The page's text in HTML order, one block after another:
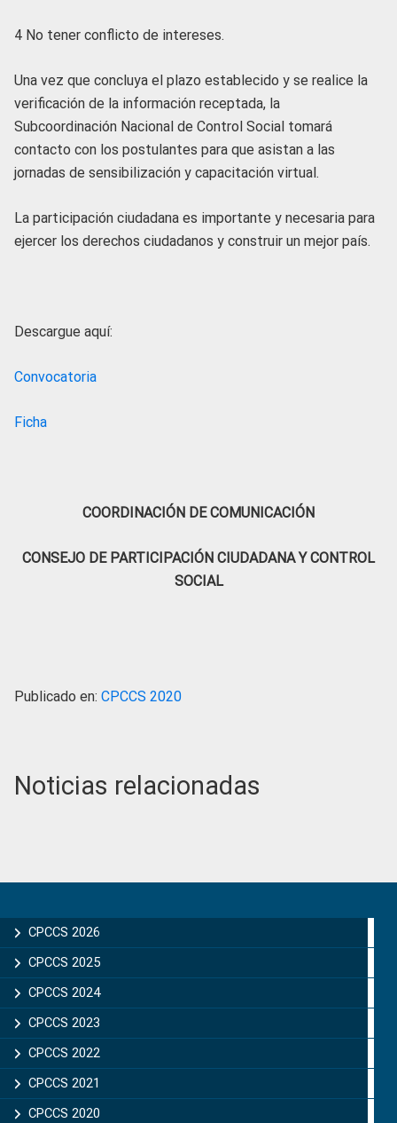
4 No tener conflicto de intereses.
Una vez que concluya el plazo establecido y se realice la
verificación de la información receptada, la
Subcoordinación Nacional de Control Social tomará
contacto con los postulantes para que asistan a las
jornadas de sensibilización y capacitación virtual.
La participación ciudadana es importante y necesaria para
ejercer los derechos ciudadanos y construir un mejor país.
Descargue aquí:
Convocatoria
Ficha
COORDINACIÓN DE COMUNICACIÓN
CONSEJO DE PARTICIPACIÓN CIUDADANA Y CONTROL
SOCIAL
Publicado en: CPCCS 2020
Noticias relacionadas
Sidebar
CPCCS 2026
CPCCS 2025
CPCCS 2024
CPCCS 2023
CPCCS 2022
CPCCS 2021
CPCCS 2020